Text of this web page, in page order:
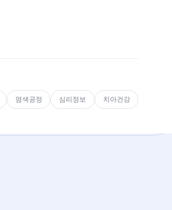
염색공정 심리정보 치아건강